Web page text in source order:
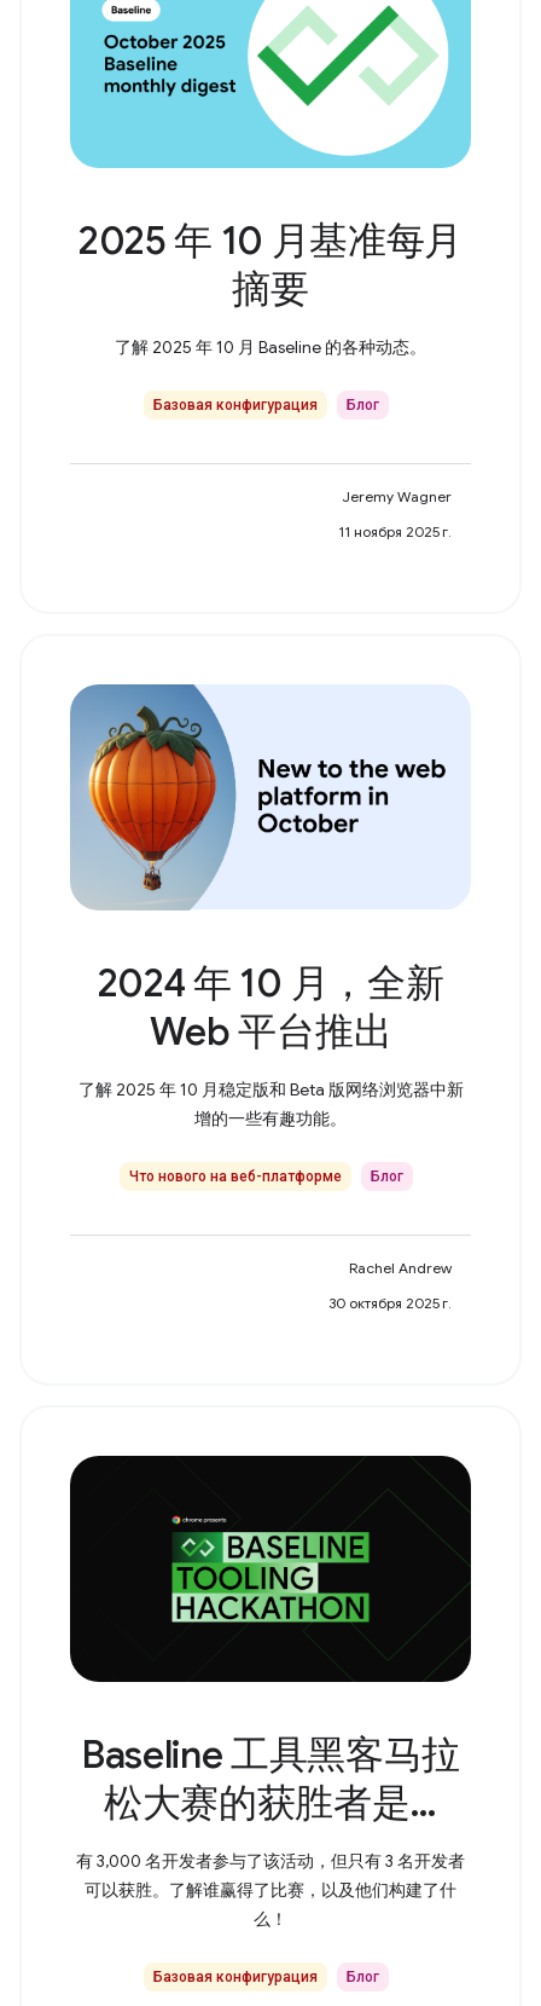
2025 年 10 月基准每月
摘要
了解 2025 年 10 月 Baseline 的各种动态。
Базовая конфигурация Блог
Jeremy Wagner
11 ноября 2025 г.
2024 年 10 月，全新
Web 平台推出
了解 2025 年 10 月稳定版和 Beta 版网络浏览器中新
增的一些有趣功能。
Что нового на веб-платформе Блог
Rachel Andrew
30 октября 2025 г.
Baseline 工具黑客马拉
松大赛的获胜者是…
有 3,000 名开发者参与了该活动，但只有 3 名开发者
可以获胜。了解谁赢得了比赛，以及他们构建了什
么！
Базовая конфигурация Блог